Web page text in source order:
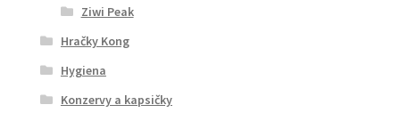
Ziwi Peak
Hračky Kong
Hygiena
Konzervy a kapsičky